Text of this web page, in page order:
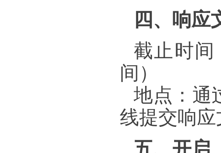
四、响应
截止时间
间）
地点：通
线提交响应